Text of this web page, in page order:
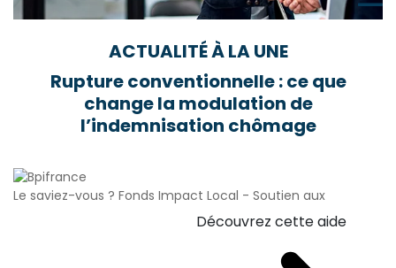
ACTUALITÉ À LA UNE
Rupture conventionnelle : ce que
change la modulation de
l’indemnisation chômage
Le saviez-vous ? Fonds Impact Local - Soutien aux
Découvrez cette aide